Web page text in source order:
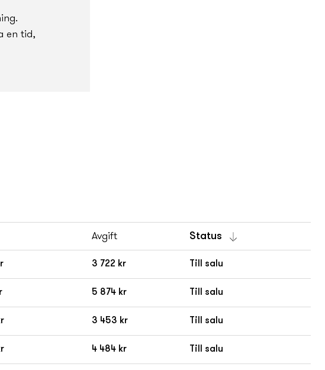
en tid,
Avgift Status
3 722 kr Till salu
5 874 kr Till salu
3 453 kr Till salu
4 484 kr Till salu